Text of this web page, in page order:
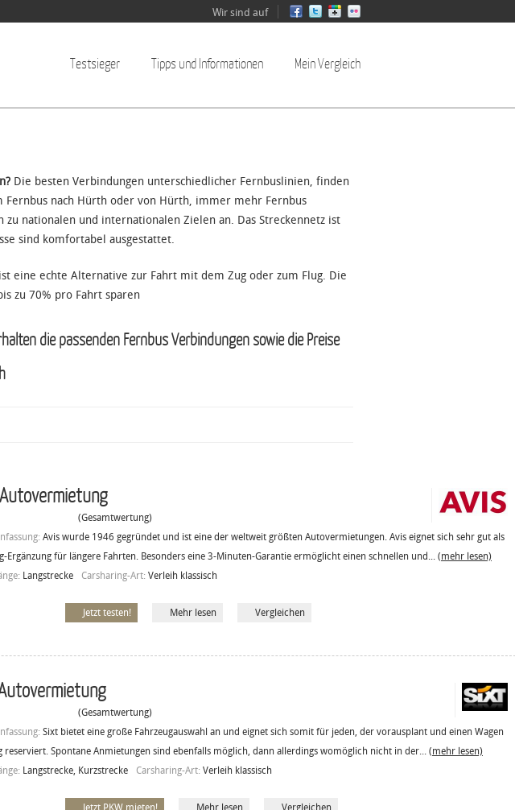
Wir sind auf
Testsieger Tipps und Informationen Mein Vergleich
Die besten Verbindungen unterschiedlicher Fernbuslinien, finden
nach Hürth oder von Hürth, immer mehr Fernbus
nationalen und internationalen Zielen an. Das Streckennetz ist
sind komfortabel ausgestattet.
eine echte Alternative zur Fahrt mit dem Zug oder zum Flug. Die
zu 70% pro Fahrt sparen
die passenden Fernbus Verbindungen sowie die Preise
(Gesamtwertung)
Avis wurde 1946 gegründet und ist eine der weltweit größten Autovermietungen. Avis eignet sich sehr gut als
Ergänzung für längere Fahrten. Besonders eine 3-Minuten-Garantie ermöglicht einen schnellen und... (mehr lesen)
Langstrecke Carsharing-Art: Verleih klassisch
Jetzt testen! Mehr lesen Vergleichen
(Gesamtwertung)
Sixt bietet eine große Fahrzeugauswahl an und eignet sich somit für jeden, der vorausplant und einen Wagen
reserviert. Spontane Anmietungen sind ebenfalls möglich, dann allerdings womöglich nicht in der... (mehr lesen)
Langstrecke, Kurzstrecke Carsharing-Art: Verleih klassisch
Jetzt PKW mieten! Mehr lesen Vergleichen